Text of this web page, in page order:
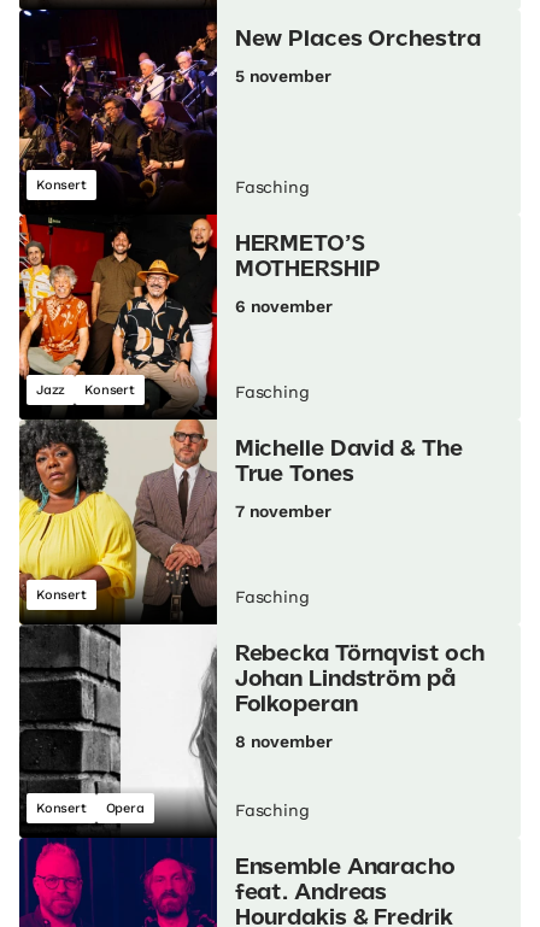
Konsert
New Places Orchestra
5 november
Fasching
Jazz Konsert
HERMETO’S
MOTHERSHIP
6 november
Fasching
Konsert
Michelle David & The
True Tones
7 november
Fasching
Konsert Opera
Rebecka Törnqvist och
Johan Lindström på
Folkoperan
8 november
Fasching
Ensemble Anaracho
feat. Andreas
Hourdakis & Fredrik